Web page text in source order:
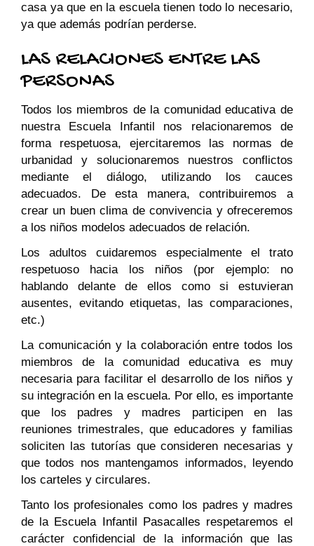
casa ya que en la escuela tienen todo lo necesario,
ya que además podrían perderse.
LAS RELACIONES ENTRE LAS
PERSONAS
Todos los miembros de la comunidad educativa de
nuestra Escuela Infantil
nos relacionaremos de
forma respetuosa, ejercitaremos las normas de
urbanidad y solucionaremos nuestros conflictos
mediante el diálogo, utilizando los cauces
adecuados. De esta manera, contribuiremos a
crear un buen clima de convivencia y ofreceremos
a los niños modelos adecuados de relación.
Los adultos cuidaremos especialmente el trato
respetuoso hacia los niños (por ejemplo: no
hablando delante de ellos como si estuvieran
ausentes, evitando etiquetas, las comparaciones,
etc.)
La comunicación y la colaboración entre todos los
miembros de la comunidad educativa es muy
necesaria para facilitar el desarrollo de los niños y
su integración en la escuela. Por ello, es importante
que los padres y madres participen en las
reuniones trimestrales, que educadores y familias
soliciten las tutorías que consideren necesarias y
que todos nos mantengamos informados, leyendo
los carteles y circulares.
Tanto los profesionales como los padres y madres
de la Escuela Infantil Pasacalles respetaremos el
carácter confidencial de la información que las